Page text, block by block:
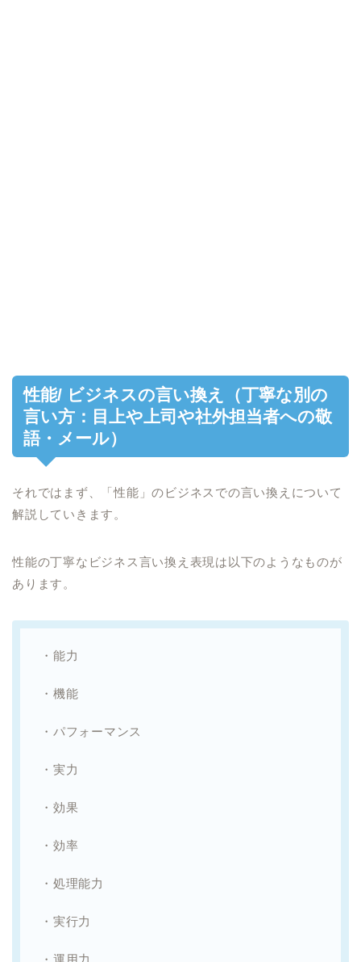
性能/ ビジネスの言い換え（丁寧な別の
言い方：目上や上司や社外担当者への敬
語・メール）
それではまず、「性能」のビジネスでの言い換えについて
解説していきます。
性能の丁寧なビジネス言い換え表現は以下のようなものが
あります。
・能力
・機能
・パフォーマンス
・実力
・効果
・効率
・処理能力
・実行力
・運用力